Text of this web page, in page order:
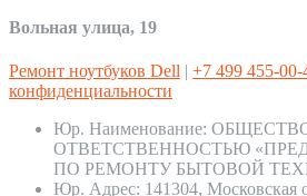
Вольная улица, 19
Ремонт ноутбуков Dell | +7 499 455-00-
конфиденциальности
Юр. Наименование:
ОТВЕТСТВЕННОСТЬЮ
ПО РЕМОНТУ БЫТОВОЙ
Юр. Адрес: 141304, Московская